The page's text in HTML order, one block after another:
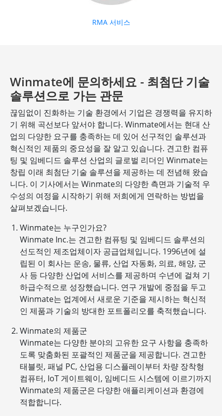
RMA 서비스
Winmate에 문의하세요 - 최첨단 기술
솔루션으로 가는 관문
끊임없이 진화하는 기술 환경에서 기업은 경쟁력을 유지하
기 위해 곡선보다 앞서야 합니다. Winmate에서는 현대 산
업의 다양한 요구를 충족하는 데 있어 선구적인 솔루션과
혁신적인 제품의 중요성을 잘 알고 있습니다. 견고한 컴퓨
팅 및 임베디드 솔루션 산업의 글로벌 리더인 Winmate는
창립 이래 최첨단 기술 솔루션을 제공하는 데 전념해 왔습
니다. 이 기사에서는 Winmate의 다양한 측면과 기술적 우
수성의 여정을 시작하기 위해 저희에게 연락하는 방법을
살펴보겠습니다.
Winmate는 누구인가요?
Winmate Inc.는 견고한 컴퓨팅 및 임베디드 솔루션의
선도적인 제조업체이자 공급업체입니다. 1996년에 설
립된 이 회사는 운송, 물류, 산업 자동화, 의료, 해양, 군
사 등 다양한 산업에 서비스를 제공하며 수년에 걸쳐 기
하급수적으로 성장했습니다. 연구 개발에 중점을 두고
Winmate는 업계에서 새로운 기준을 제시하는 혁신적
인 제품과 기술의 방대한 포트폴리오를 축적했습니다.
Winmate의 제품군
Winmate는 다양한 분야의 고유한 요구 사항을 충족하
도록 맞춤화된 포괄적인 제품군을 제공합니다. 견고한
태블릿, 패널 PC, 산업용 디스플레이부터 차량 장착형
컴퓨터, IoT 게이트웨이, 임베디드 시스템에 이르기까지
Winmate의 제품군은 다양한 애플리케이션과 환경에
적합합니다.